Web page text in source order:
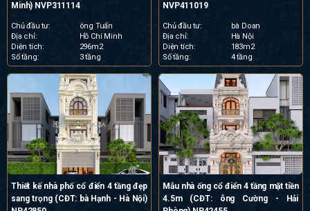
Minh) NVP311114
Chủ đầu tư:
ông Tuấn
Địa chỉ:
Hồ Chí Minh
Diện tích:
296m2
Số tầng:
3 tầng
NVP411019
Chủ đầu tư:
bà Doan
Địa chỉ:
Hà Nội
Diện tích:
183m2
Số tầng:
4 tầng
Thiết kế nhà phố cổ điển 4 tầng đẹp
sang trọng (CĐT: bà Hạnh - Hà Nội)
Mẫu nhà ống cổ điển 4 tầng mặt tiền
4.5m (CĐT: ông Cường - Hải